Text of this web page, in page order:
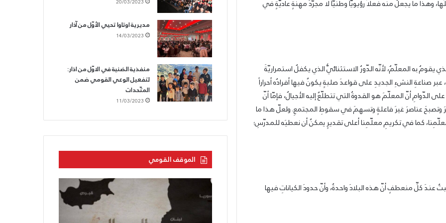
وهذا ما يجعلُ منه فعلاً رؤيويّاً وطنيّاً لا مجرّدَ مهنةٍ عاديّةٍ في
يقومُ به المعلّمُ، لأنّه الدّورُ الاستثنائيُّ الذي يكفلُ استمراريّةَ
صناعةِ النشءِ الجديدِ على قواعدَ صلبةٍ يكونُ فيها أفرادُه أحراراً
أنّ المعلّمَ هو القدوةُ التي تتطلّعُ إليه الأجيالُ، فإمّا أنّ
وتصبحَ عناصرَ غيرَ فاعلةٍ وتسهمَ في سقوطِ المجتمعِ. ولعلّ هذا ما
كما في تكريمِ معلّمِنا أعلى تقديرٍ يمكنُ أن نعطيَه للمدرّسِ؛
عندَ كلِّ منعطفٍ أنّ هذه البلادَ واحدةٌ، وأنّ حدودَ الكياناتِ فيها
20/03/2023
مديرية اوتاوا تحيي الأوّل من آذار
14/03/2023
منفذية الضنية في الاوّل من اذار:
لتفعيل الوعي القومي ضمن
المتّحدات
11/03/2023
الموقف القومي
الحزب
يدعو
بحرنا
يتجاوز
“كاريش”